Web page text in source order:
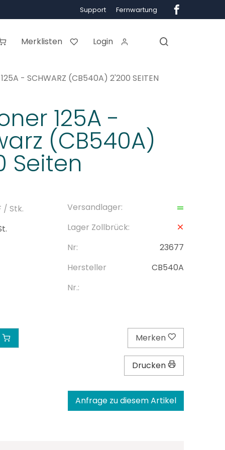
Support Fernwartung
Merklisten Login
125A - SCHWARZ (CB540A) 2'200 SEITEN
125A -
(CB540A)
Seiten
/ Stk.
Versandlager:
Lager Zollbrück:
Nr:
23677
Hersteller
Nr.:
CB540A
Merken
Drucken
Anfrage zu diesem Artikel